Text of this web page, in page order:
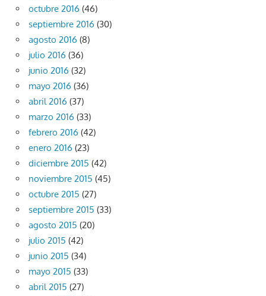
octubre 2016 (46)
septiembre 2016 (30)
agosto 2016 (8)
julio 2016 (36)
junio 2016 (32)
mayo 2016 (36)
abril 2016 (37)
marzo 2016 (33)
febrero 2016 (42)
enero 2016 (23)
diciembre 2015 (42)
noviembre 2015 (45)
octubre 2015 (27)
septiembre 2015 (33)
agosto 2015 (20)
julio 2015 (42)
junio 2015 (34)
mayo 2015 (33)
abril 2015 (27)